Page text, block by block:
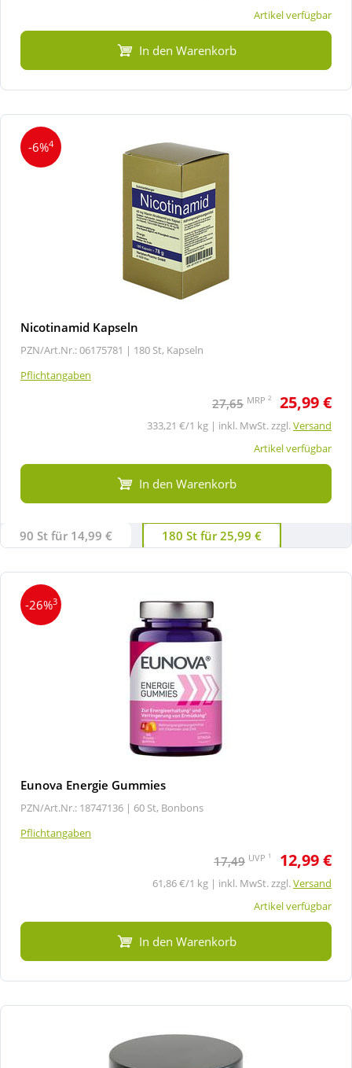
Artikel verfügbar
In den Warenkorb
-6%4
Nicotinamid Kapseln
PZN/Art.Nr.: 06175781 | 180 St, Kapseln
Pflichtangaben
27,65 MRP 2 25,99 €
333,21 €/1 kg | inkl. MwSt. zzgl.Versand
Artikel verfügbar
In den Warenkorb
90 St für 14,99 € 180 St für 25,99 €
-26%3
Eunova Energie Gummies
PZN/Art.Nr.: 18747136 | 60 St, Bonbons
Pflichtangaben
17,49 UVP 1 12,99 €
61,86 €/1 kg | inkl. MwSt. zzgl.Versand
Artikel verfügbar
In den Warenkorb